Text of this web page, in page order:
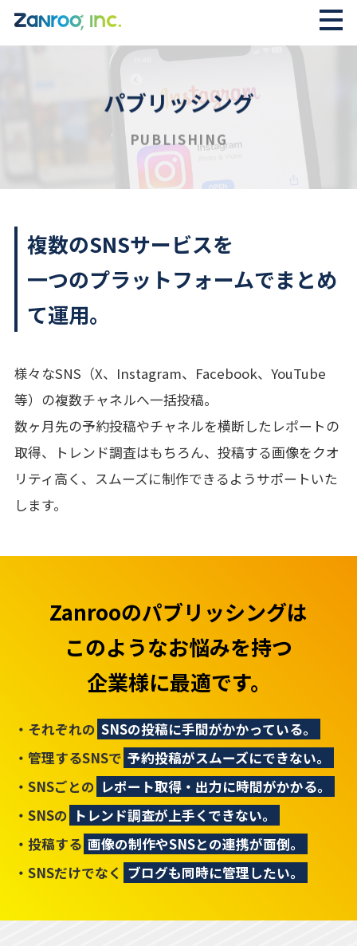
パブリッシング
PUBLISHING
複数のSNSサービスを
一つのプラットフォームでまとめ
て運用。
様々なSNS（X、Instagram、Facebook、YouTube
等）の複数チャネルへ一括投稿。
数ヶ月先の予約投稿やチャネルを横断したレポートの
取得、トレンド調査はもちろん、 投稿する画像をクオ
リティ高く、スムーズに制作できるようサポートいた
します。
Zanrooのパブリッシングは
このようなお悩みを持つ
企業様に最適です。
それぞれの SNSの投稿に手間がかかっている。
管理するSNSで 予約投稿がスムーズにできない。
SNSごとの レポート取得・出力に時間がかかる。
SNSの トレンド調査が上手くできない。
投稿する 画像の制作やSNSとの連携が面倒。
SNSだけでなく ブログも同時に管理したい。